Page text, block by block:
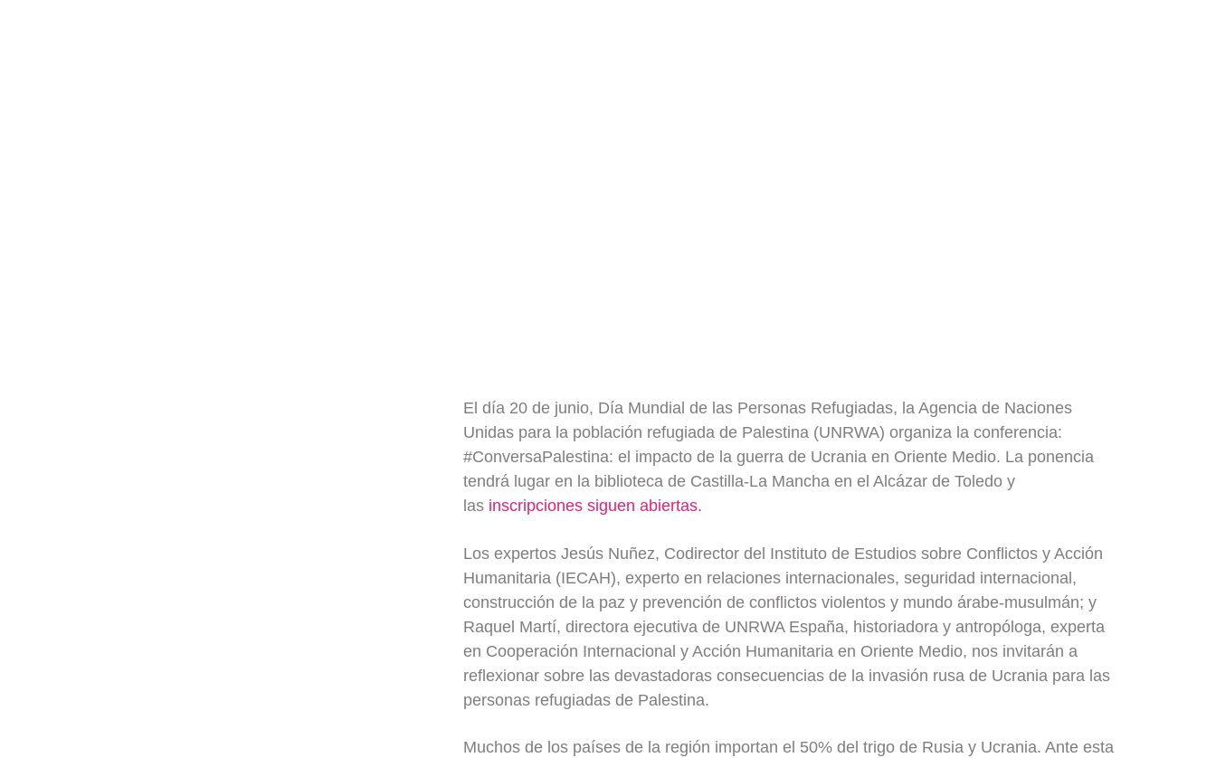
El día 20 de junio, Día Mundial de las Personas Refugiadas, la Agencia de Naciones
Unidas para la población refugiada de Palestina (UNRWA) organiza la conferencia:
#ConversaPalestina: el impacto de la guerra de Ucrania en Oriente Medio. La ponencia
tendrá lugar en la biblioteca de Castilla-La Mancha en el Alcázar de Toledo y
las inscripciones siguen abiertas.
Los expertos Jesús Nuñez, Codirector del Instituto de Estudios sobre Conflictos y Acción
Humanitaria (IECAH), experto en relaciones internacionales, seguridad internacional,
construcción de la paz y prevención de conflictos violentos y mundo árabe-musulmán; y
Raquel Martí, directora ejecutiva de UNRWA España, historiadora y antropóloga, experta
en Cooperación Internacional y Acción Humanitaria en Oriente Medio, nos invitarán a
reflexionar sobre las devastadoras consecuencias de la invasión rusa de Ucrania para las
personas refugiadas de Palestina.
Muchos de los países de la región importan el 50% del trigo de Rusia y Ucrania. Ante esta